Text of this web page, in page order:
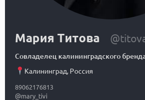
Мария Титова
Совладелец калининградского
Калининград, Россия
89062176813
@mary_tivi